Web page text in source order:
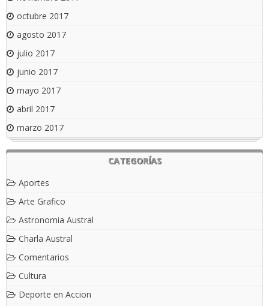
octubre 2017
agosto 2017
julio 2017
junio 2017
mayo 2017
abril 2017
marzo 2017
CATEGORÍAS
Aportes
Arte Grafico
Astronomia Austral
Charla Austral
Comentarios
Cultura
Deporte en Accion